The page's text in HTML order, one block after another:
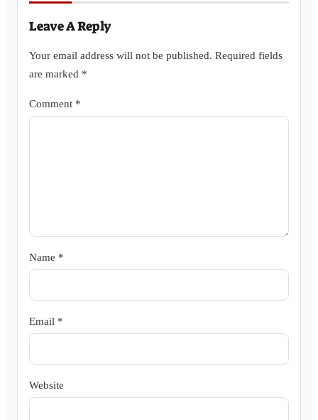
Leave A Reply
Your email address will not be published. Required fields
are marked *
Comment *
Name *
Email *
Website